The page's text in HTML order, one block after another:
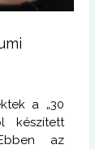
a „30
készített
az